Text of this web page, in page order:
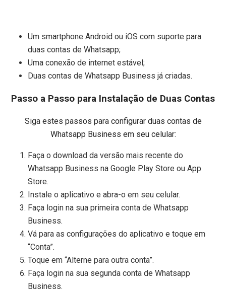
Um smartphone Android ou iOS com suporte para
duas contas de Whatsapp;
Uma conexão de internet estável;
Duas contas de Whatsapp Business já criadas.
Passo a Passo para Instalação de Duas Contas
Siga estes passos para configurar duas contas de
Whatsapp Business em seu celular:
Faça o download da versão mais recente do
Whatsapp Business na Google Play Store ou App
Store.
Instale o aplicativo e abra-o em seu celular.
Faça login na sua primeira conta de Whatsapp
Business.
Vá para as configurações do aplicativo e toque em
“Conta”.
Toque em “Alterne para outra conta”.
Faça login na sua segunda conta de Whatsapp
Business.